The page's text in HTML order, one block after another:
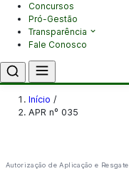
Concursos
Pró-Gestão
Transparência
Fale Conosco
Início /
APR nº 035
Autorização de Aplicação e Resgate